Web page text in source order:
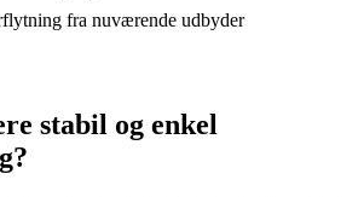
fra nuværende udbyder
stabil og enkel